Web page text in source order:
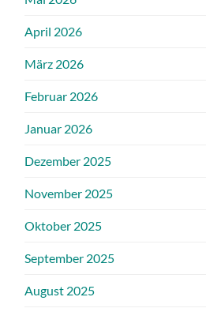
April 2026
März 2026
Februar 2026
Januar 2026
Dezember 2025
November 2025
Oktober 2025
September 2025
August 2025